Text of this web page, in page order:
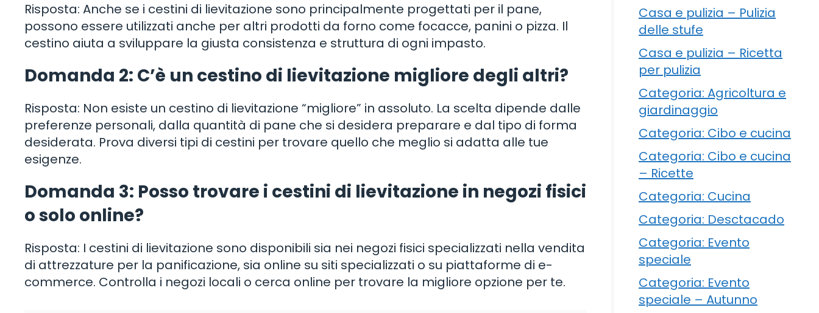
Risposta: Anche se i cestini di lievitazione sono principalmente progettati per il pane,
possono essere utilizzati anche per altri prodotti da forno come focacce, panini o pizza. Il
cestino aiuta a sviluppare la giusta consistenza e struttura di ogni impasto.
Domanda 2: C’è un cestino di lievitazione migliore degli altri?
Risposta: Non esiste un cestino di lievitazione “migliore” in assoluto. La scelta dipende dalle
preferenze personali, dalla quantità di pane che si desidera preparare e dal tipo di forma
desiderata. Prova diversi tipi di cestini per trovare quello che meglio si adatta alle tue
esigenze.
Domanda 3: Posso trovare i cestini di lievitazione in negozi fisici
o solo online?
Risposta: I cestini di lievitazione sono disponibili sia nei negozi fisici specializzati nella vendita
di attrezzature per la panificazione, sia online su siti specializzati o su piattaforme di e-
commerce. Controlla i negozi locali o cerca online per trovare la migliore opzione per te.
Casa e pulizia – Pulizia
delle stufe
Casa e pulizia – Ricetta
per pulizia
Categoria: Agricoltura e
giardinaggio
Categoria: Cibo e cucina
Categoria: Cibo e cucina
– Ricette
Categoria: Cucina
Categoria: Desctacado
Categoria: Evento
speciale
Categoria: Evento
speciale – Autunno